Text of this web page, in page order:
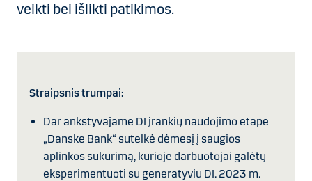
veikti bei išlikti patikimos.
Straipsnis trumpai:
Dar ankstyvajame DI įrankių naudojimo etape
„Danske Bank“ sutelkė dėmesį į saugios
aplinkos sukūrimą, kurioje darbuotojai galėtų
eksperimentuoti su generatyviu DI. 2023 m.